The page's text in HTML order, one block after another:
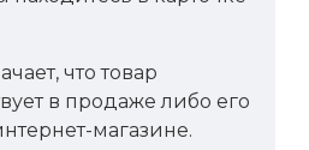
что товар
в продаже либо его
магазине.